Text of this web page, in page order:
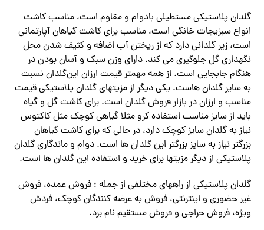
گلدان پلاستیکی مستطیلی بادوام و مقاوم است، مناسب کاشت
انواع سبزیجات خانگی است، مناسب برای کاشت گیاهان آپارتمانی
است، زیر گلدانی دارد که از ریختن آب اضافه و کثیف شدن محل
نگهداری گل جلوگیری می کند. دارای وزن سبک و آسان بودن در
هنگام جابجایی است. از همه مهمتر قیمت ارزان این‌گلدان نسبت
به سایر گلدان هاست. یکی دیگر از مزیتهای گلدان پلاستیکی قیمت
مناسب و ارزان در بازار فروش گلدان است. برای کاشت گل و گیاه
باید از سایز مناسب استفاده کرو مثلا گیاهی کوچک مثل کاکتوس
نیاز به گلدان سایز کوچک دارد، در حالی که برای کاشت گیاهان
بزرگتر نیاز به سایز بزرگتر این گلدان ها است. دوام و ماندگاری گلدان
پلاستیکی از دیگر مزیتها برای خرید و استفاده این گلدان ها است.
گلدان پلاستیکی از راههای مختلفی از جمله ؛ فروش عمده، فروش
غیر حضوری و اینترنتی، فروش به عرضه کنندگان کوچک، فردش
ویژه، فروش حراجی و فروش مستقیم نام برد.